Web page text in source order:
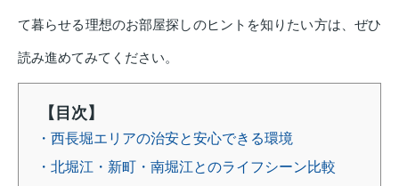
て暮らせる理想のお部屋探しのヒントを知りたい方は、ぜひ
読み進めてみてください。
【目次】
・西長堀エリアの治安と安心できる環境
・北堀江・新町・南堀江とのライフシーン比較